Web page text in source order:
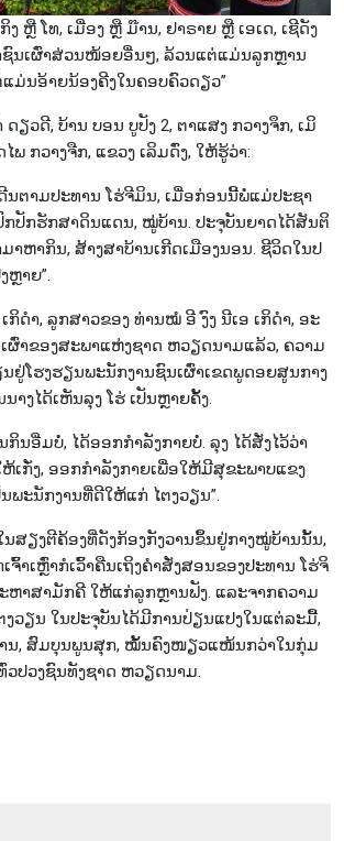
ຫຼື ໂທ, ເມື່ອງ ຫຼື ມ໊ານ, ຢາຣາຍ ຫຼື ເອເດ, ເຊີດັງ
ຊົນເຜົ່າສ່ວນໜ້ອຍອື່ນໆ, ລ້ວນແຕ່ແມ່ນລູກຫຼານ
ມ່ນອ້າຍນ້ອງຄີງໃນຄອບຄົວດຽວ”
ດຽວ​ດີ, ບ້ານ ບອນ ບູປັງ 2, ຕາ​ແສງ ກວາງ​ຈຶກ, ເມິ​
ພ ກວາງ​ຈືກ, ແຂວງ ເລິມ​ດົ່ງ, ໃຫ້​ຮູ້​ວ່າ:
ນຕາມ​ປະ​ທານ​ ໂຮ່​ຈີ​ມິນ, ເມື່ອ​ກ່ອນນີ້​ພໍ່​ແມ່​ປະ​ຊາ​
ປັກ​ຮັກ​ສາ​ດິນແດນ, ໝູ່ບ້ານ. ປະ​ຈຸ​ບັນ​​ຍາດ​ໄດ້​ສັນ​ຕິ​
າ​ຫາ​ກິນ, ສ້າງ​ສາ​ບ້ານ​ເກີດ​ເມືອງນອນ. ຊີ​ວິດ​ໃນ​ປ​
ຫຼາຍ​”.
ກິດຳ, ລູກ​ສາວ​ຂອງ ​ທ່ານ​ໝໍ ອີ ງົງ ນີ​ເອ ເກິດຳ, ອະ​
ຜົ່າ​ຂອງ​ສະ​ພາ​ແຫ່ງ​ຊາດ ຫວຽດນາມ​ແລ້ວ, ຄວາມ​
ນ​ຢູ່ໂຮງ​ຮຽນ​ພະ​ນັກ​ງານ​ຊົນ​ເຜົ່າ​ເຂດ​ພູ​ດອຍ​ສູນ​ກາງ
າງ​ໄດ້ເຫັນ​ລຸງ ໂຮ່ ເປັນ​ຫຼ​າຍ​ຄັ້ງ.
ກິນ​ອີ່ມບໍ່, ໄດ້ອອກ​ກຳ​ລັງ​ກາຍບໍ່. ລຸງ ໄດ້​ສັ່ງໄວ້​ວ່າ
ເກັ່ງ​, ອອກ​ກຳ​ລັງ​ກາຍ​ເພື່ອ​ໃຫ້ມີ​ສຸ​ຂະ​ພາບ​ແຂງ​
ພະ​ນັກ​ງານ​ທີ່​ດີ​ໃຫ້​ແກ່ ໄຕ​ງວຽນ”.
ນ​ສຽງຕີ​ຄ້ອງທີ່ດັງກ້ອງກັງວານຂຶ້ນ​ຢູ່ກາງໝູ່​ບ້ານນັ້ນ,
ຈົ້າ​ເຫຼົ່າ​ກໍເວົ້າ​ຄືນເຖິງຄຳ​ສັ່ງ​ສອນ​ຂອງ​​ປະ​ທານ ໂຮ່​ຈິ​
ຫາ​ສາ​ມັກ​ຄີ ​ໃຫ້​ແກ່​ລູກ​ຫຼາ​ນ​ຟັງ. ແລະ​​ຈາກ​ຄວາມ​
ວຽນ ໃນ​ປະ​ຈຸ​ບັນໄດ້​ມີ​ການ​ປ່ຽນ​ແປງ​ໃນ​ແຕ່​ລະ​ມື້,
ນ, ສົມ​ບຸນ​ພູນ​ສຸກ, ໝັ້ນຄົງໜຽວແໜ້ນກວ່າ​ໃນ​ກຸ່ມ​
ປວງ​ຊົນ​ທັງ​ຊາດ ຫວຽດ​ນາມ.